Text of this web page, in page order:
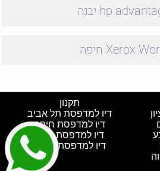
תקנון
דיו למדפסת תל אביב
דיו למדפסת חיפה
דיו למדפסת חולון
דיו למדפסת נתניה